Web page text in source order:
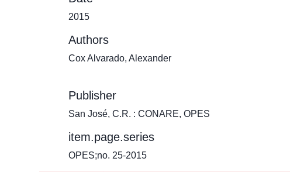
2015
Authors
Cox Alvarado, Alexander
Publisher
San José, C.R. : CONARE, OPES
item.page.series
OPES;no. 25-2015